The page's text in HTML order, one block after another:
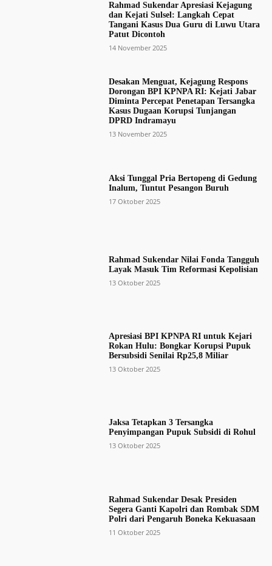
Rahmad Sukendar Apresiasi Kejagung
dan Kejati Sulsel: Langkah Cepat
Tangani Kasus Dua Guru di Luwu Utara
Patut Dicontoh
14 November 2025
Desakan Menguat, Kejagung Respons
Dorongan BPI KPNPA RI: Kejati Jabar
Diminta Percepat Penetapan Tersangka
Kasus Dugaan Korupsi Tunjangan
DPRD Indramayu
13 November 2025
Aksi Tunggal Pria Bertopeng di Gedung
Inalum, Tuntut Pesangon Buruh
17 Oktober 2025
Rahmad Sukendar Nilai Fonda Tangguh
Layak Masuk Tim Reformasi Kepolisian
13 Oktober 2025
Apresiasi BPI KPNPA RI untuk Kejari
Rokan Hulu: Bongkar Korupsi Pupuk
Bersubsidi Senilai Rp25,8 Miliar
13 Oktober 2025
Jaksa Tetapkan 3 Tersangka
Penyimpangan Pupuk Subsidi di Rohul
13 Oktober 2025
Rahmad Sukendar Desak Presiden
Segera Ganti Kapolri dan Rombak SDM
Polri dari Pengaruh Boneka Kekuasaan
11 Oktober 2025